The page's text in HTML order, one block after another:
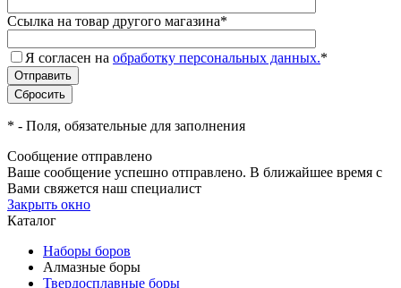
Ссылка на товар другого магазина*
Я согласен на обработку персональных данных.*
* - Поля, обязательные для заполнения
Сообщение отправлено
Ваше сообщение успешно отправлено. В ближайшее время с
Вами свяжется наш специалист
Закрыть окно
Каталог
Наборы боров
Алмазные боры
Твердосплавные боры